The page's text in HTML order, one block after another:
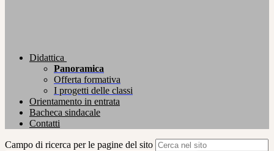
Didattica
Panoramica
Offerta formativa
I progetti delle classi
Orientamento in entrata
Bacheca sindacale
Contatti
Campo di ricerca per le pagine del sito